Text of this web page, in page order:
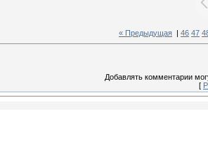
« Предыдущая 46 47
Добавлять комментарии
[